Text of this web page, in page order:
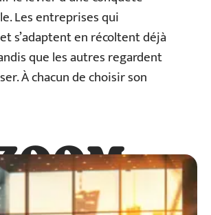
Les entreprises qui
s’adaptent en récoltent déjà
que les autres regardent
À chacun de choisir son